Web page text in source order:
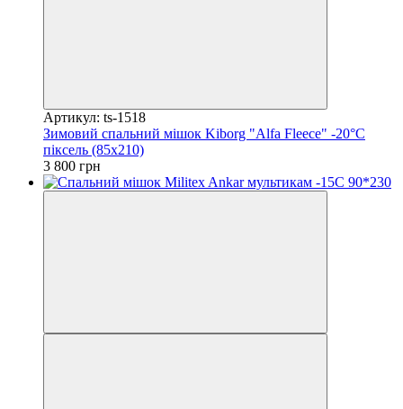
Артикул: ts-1518
Зимовий спальний мішок Kiborg "Alfa Fleece" -20°C
піксель (85x210)
3 800 грн